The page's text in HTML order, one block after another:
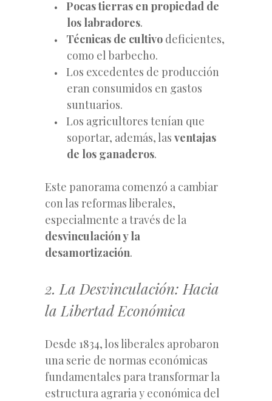
Pocas tierras en propiedad de
los labradores.
Técnicas de cultivo deficientes,
como el barbecho.
Los excedentes de producción
eran consumidos en gastos
suntuarios.
Los agricultores tenían que
soportar, además, las ventajas
de los ganaderos.
Este panorama comenzó a cambiar
con las reformas liberales,
especialmente a través de la
desvinculación y la
desamortización.
2. La Desvinculación: Hacia
la Libertad Económica
Desde 1834, los liberales aprobaron
una serie de normas económicas
fundamentales para transformar la
estructura agraria y económica del